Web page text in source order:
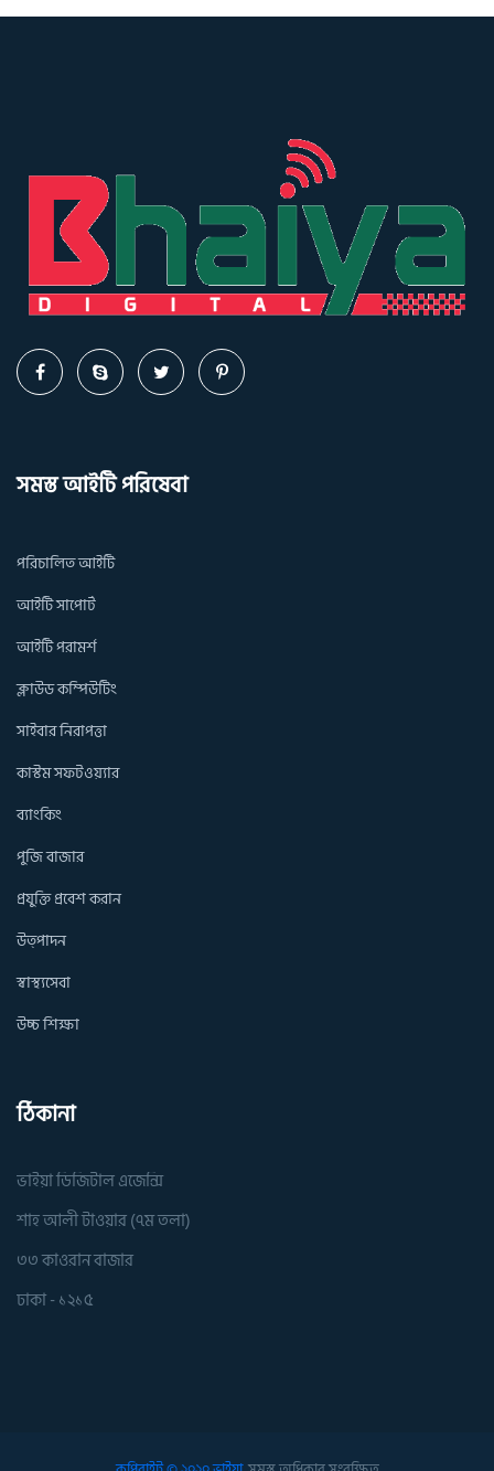
সমস্ত আইটি পরিষেবা
পরিচালিত আইটি
আইটি সাপোর্ট
আইটি পরামর্শ
ক্লাউড কম্পিউটিং
সাইবার নিরাপত্তা
কাস্টম সফটওয়্যার
ব্যাংকিং
পুজি বাজার
প্রযুক্তি প্রবেশ করান
উত্পাদন
স্বাস্থ্যসেবা
উচ্চ শিক্ষা
ঠিকানা
ভাইয়া ডিজিটাল এজেন্সি
শাহ আলী টাওয়ার (৭ম তলা)
৩৩ কাওরান বাজার
ঢাকা - ১২১৫